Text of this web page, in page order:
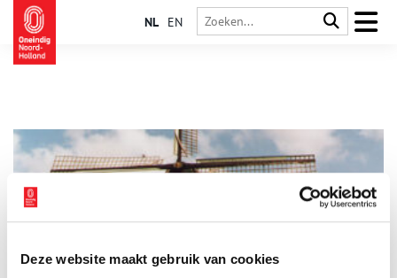
Deze website maakt gebruik van cookies
NL EN